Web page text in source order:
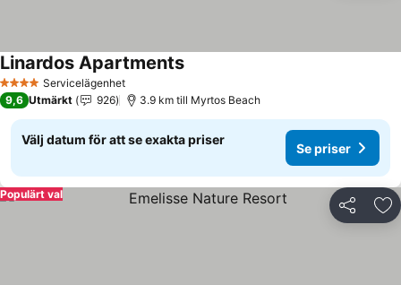
4 StjärnorServicelägenhet
Linardos ApartmentsSe priser
9,6 Utmärkt 926 3.9 km till Myrtos Beach
Välj datum för att se exakta priser
Se priser
Dela
Populärt val